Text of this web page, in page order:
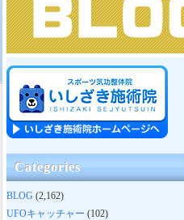
Categories
BLOG (2,162)
UFOキャッチャー (102)